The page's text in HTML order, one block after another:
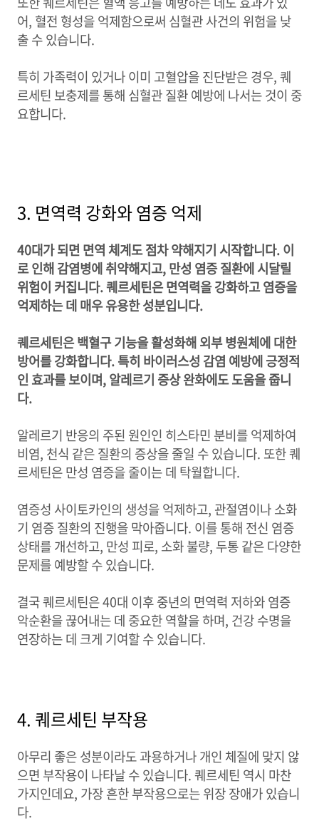
어, 혈전 형성을 억제함으로써 심혈관 사건의 위험을 낮
출 수 있습니다.
특히 가족력이 있거나 이미 고혈압을 진단받은 경우, 퀘
르세틴 보충제를 통해 심혈관 질환 예방에 나서는 것이 중
요합니다.
3. 면역력 강화와 염증 억제
40대가 되면 면역 체계도 점차 약해지기 시작합니다. 이
로 인해 감염병에 취약해지고, 만성 염증 질환에 시달릴
위험이 커집니다. 퀘르세틴은 면역력을 강화하고 염증을
억제하는 데 매우 유용한 성분입니다.
퀘르세틴은 백혈구 기능을 활성화해 외부 병원체에 대한
방어를 강화합니다. 특히 바이러스성 감염 예방에 긍정적
인 효과를 보이며, 알레르기 증상 완화에도 도움을 줍니
다.
알레르기 반응의 주된 원인인 히스타민 분비를 억제하여
비염, 천식 같은 질환의 증상을 줄일 수 있습니다. 또한 퀘
르세틴은 만성 염증을 줄이는 데 탁월합니다.
염증성 사이토카인의 생성을 억제하고, 관절염이나 소화
기 염증 질환의 진행을 막아줍니다. 이를 통해 전신 염증
상태를 개선하고, 만성 피로, 소화 불량, 두통 같은 다양한
문제를 예방할 수 있습니다.
결국 퀘르세틴은 40대 이후 중년의 면역력 저하와 염증
악순환을 끊어내는 데 중요한 역할을 하며, 건강 수명을
연장하는 데 크게 기여할 수 있습니다.
4. 퀘르세틴 부작용
아무리 좋은 성분이라도 과용하거나 개인 체질에 맞지 않
으면 부작용이 나타날 수 있습니다. 퀘르세틴 역시 마찬
가지인데요, 가장 흔한 부작용으로는 위장 장애가 있습니
다.